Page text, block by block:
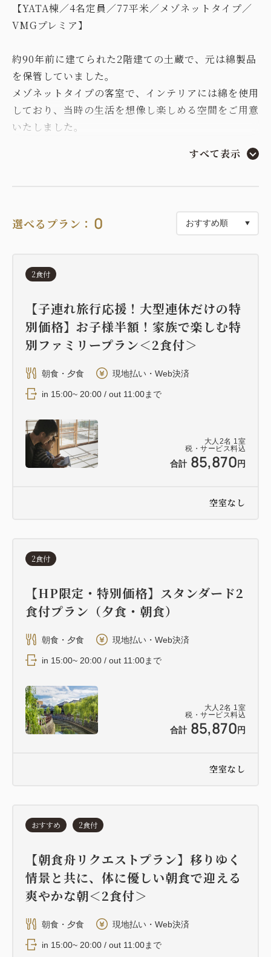
【YATA棟／4名定員／77平米／メゾネットタイプ／
VMGプレミア】
約90年前に建てられた2階建ての土蔵で、元は綿製品
を保管していました。
メゾネットタイプの客室で、インテリアには綿を使用
しており、当時の生活を想像し楽しめる空間をご用意
いたしました。
り、南京錠式となっていることも特徴の一つです。
にはかつて滑車が付いており、製綿業を営んでいた商
家らしい名残があります。
非日常感と、当時の趣を残した細部の空間をお楽しみ
※歴史的建造物の保存を目的として当時の趣や風情を
残して再生しているため、断熱性や気密性は高くあり
ません。あらかじめご理解ください。
※日本家屋の風情ある雰囲気をお楽しみいただくた
め、TVや時計、明々とした照明をご用意しておりま
※愛犬とのご宿泊は、「愛犬と泊まれる」と記載ある
客室のみ可能です。この客室はご対応致しかねます。
すべて表示
選べるプラン： 0
大人 2名 1 室
税・サービス料込
合計 85,870 円
2食付
【子連れ旅行応援！大型連休だけの特
別価格】お子様半額！家族で楽しむ特
別ファミリープラン＜2食付＞
朝食・夕食 現地払い・Web決済
in 15:00~ 20:00 / out 11:00まで
空室なし
大人 2名 1 室
税・サービス料込
合計 85,870 円
2食付
【HP限定・特別価格】スタンダード2
食付プラン（夕食・朝食）
朝食・夕食 現地払い・Web決済
in 15:00~ 20:00 / out 11:00まで
空室なし
おすすめ 2食付
【朝食舟リクエストプラン】移りゆく
情景と共に、体に優しい朝食で迎える
爽やかな朝＜2食付＞
朝食・夕食 現地払い・Web決済
in 15:00~ 20:00 / out 11:00まで